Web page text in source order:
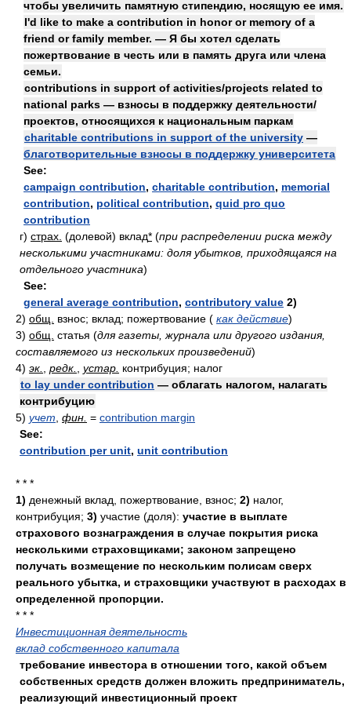
чтобы увеличить памятную стипендию, носящую ее имя.
I'd like to make a contribution in honor or memory of a
friend or family member. — Я бы хотел сделать
пожертвование в честь или в память друга или члена
семьи.
contributions in support of activities/projects related to
national parks — взносы в поддержку деятельности/
проектов, относящихся к национальным паркам
charitable contributions in support of the university —
благотворительные взносы в поддержку университета
See:
campaign contribution, charitable contribution, memorial
contribution, political contribution, quid pro quo
contribution
г) страх. (долевой) вклад* (при распределении риска между
несколькими участниками: доля убытков, приходящаяся на
отдельного участника)
See:
general average contribution, contributory value 2)
2) общ. взнос; вклад; пожертвование ( как действие)
3) общ. статья (для газеты, журнала или другого издания,
составляемого из нескольких произведений)
4) эк. редк. устар. контрибуция; налог
to lay under contribution — облагать налогом, налагать
контрибуцию
5) учет фин. = contribution margin
See:
contribution per unit, unit contribution
* * *
1) денежный вклад, пожертвование, взнос; 2) налог,
контрибуция; 3) участие (доля): участие в выплате
страхового вознаграждения в случае покрытия риска
несколькими страховщиками; законом запрещено
получать возмещение по нескольким полисам сверх
реального убытка, и страховщики участвуют в расходах в
определенной пропорции.
* * *
Инвестиционная деятельность
вклад собственного капитала
требование инвестора в отношении того, какой объем
собственных средств должен вложить предприниматель,
реализующий инвестиционный проект